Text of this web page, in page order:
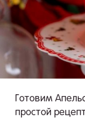
Готовим
простой